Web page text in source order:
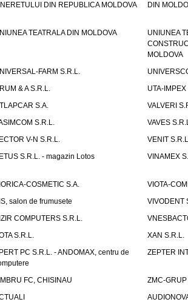
DIN REPUBLICA MOLDOVA
DIN
TEATRALA DIN MOLDOVA
UNIUNEA
MOLDOVA
FARM S.R.L.
& A S.R.L.
UTA-IMPEX
S.A.
VALVERI
S.R.L.
VAVES
V-N S.R.L.
VENIT
S.R.L. - magazin Lotos
VINAMEX
COSMETIC S.A.
VIOTA-
salon de frumusete
VIVODENT
COMPUTERS S.R.L.
S.R.L.
XAN S.R.L.
PC S.R.L. - ANDOMAX, centru de
ZEPTER
FC, CHISINAU
ZMC-GRUP